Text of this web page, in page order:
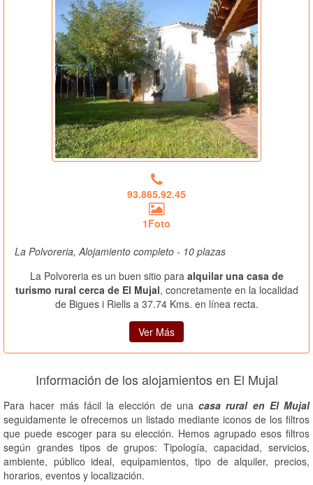
93.865.92.45
1Foto
La Polvoreria, Alojamiento completo - 10 plazas
La Polvoreria es un buen sitio para alquilar una casa de
turismo rural cerca de El Mujal, concretamente en la localidad
de Bigues i Riells a 37.74 Kms. en línea recta.
Ver Más
Información de los alojamientos en El Mujal
Para hacer más fácil la elección de una casa rural en El Mujal
seguidamente le ofrecemos un listado mediante iconos de los filtros
que puede escoger para su elección. Hemos agrupado esos filtros
según grandes tipos de grupos: Tipología, capacidad, servicios,
ambiente, público ideal, equipamientos, tipo de alquiler, precios,
horarios, eventos y localización.